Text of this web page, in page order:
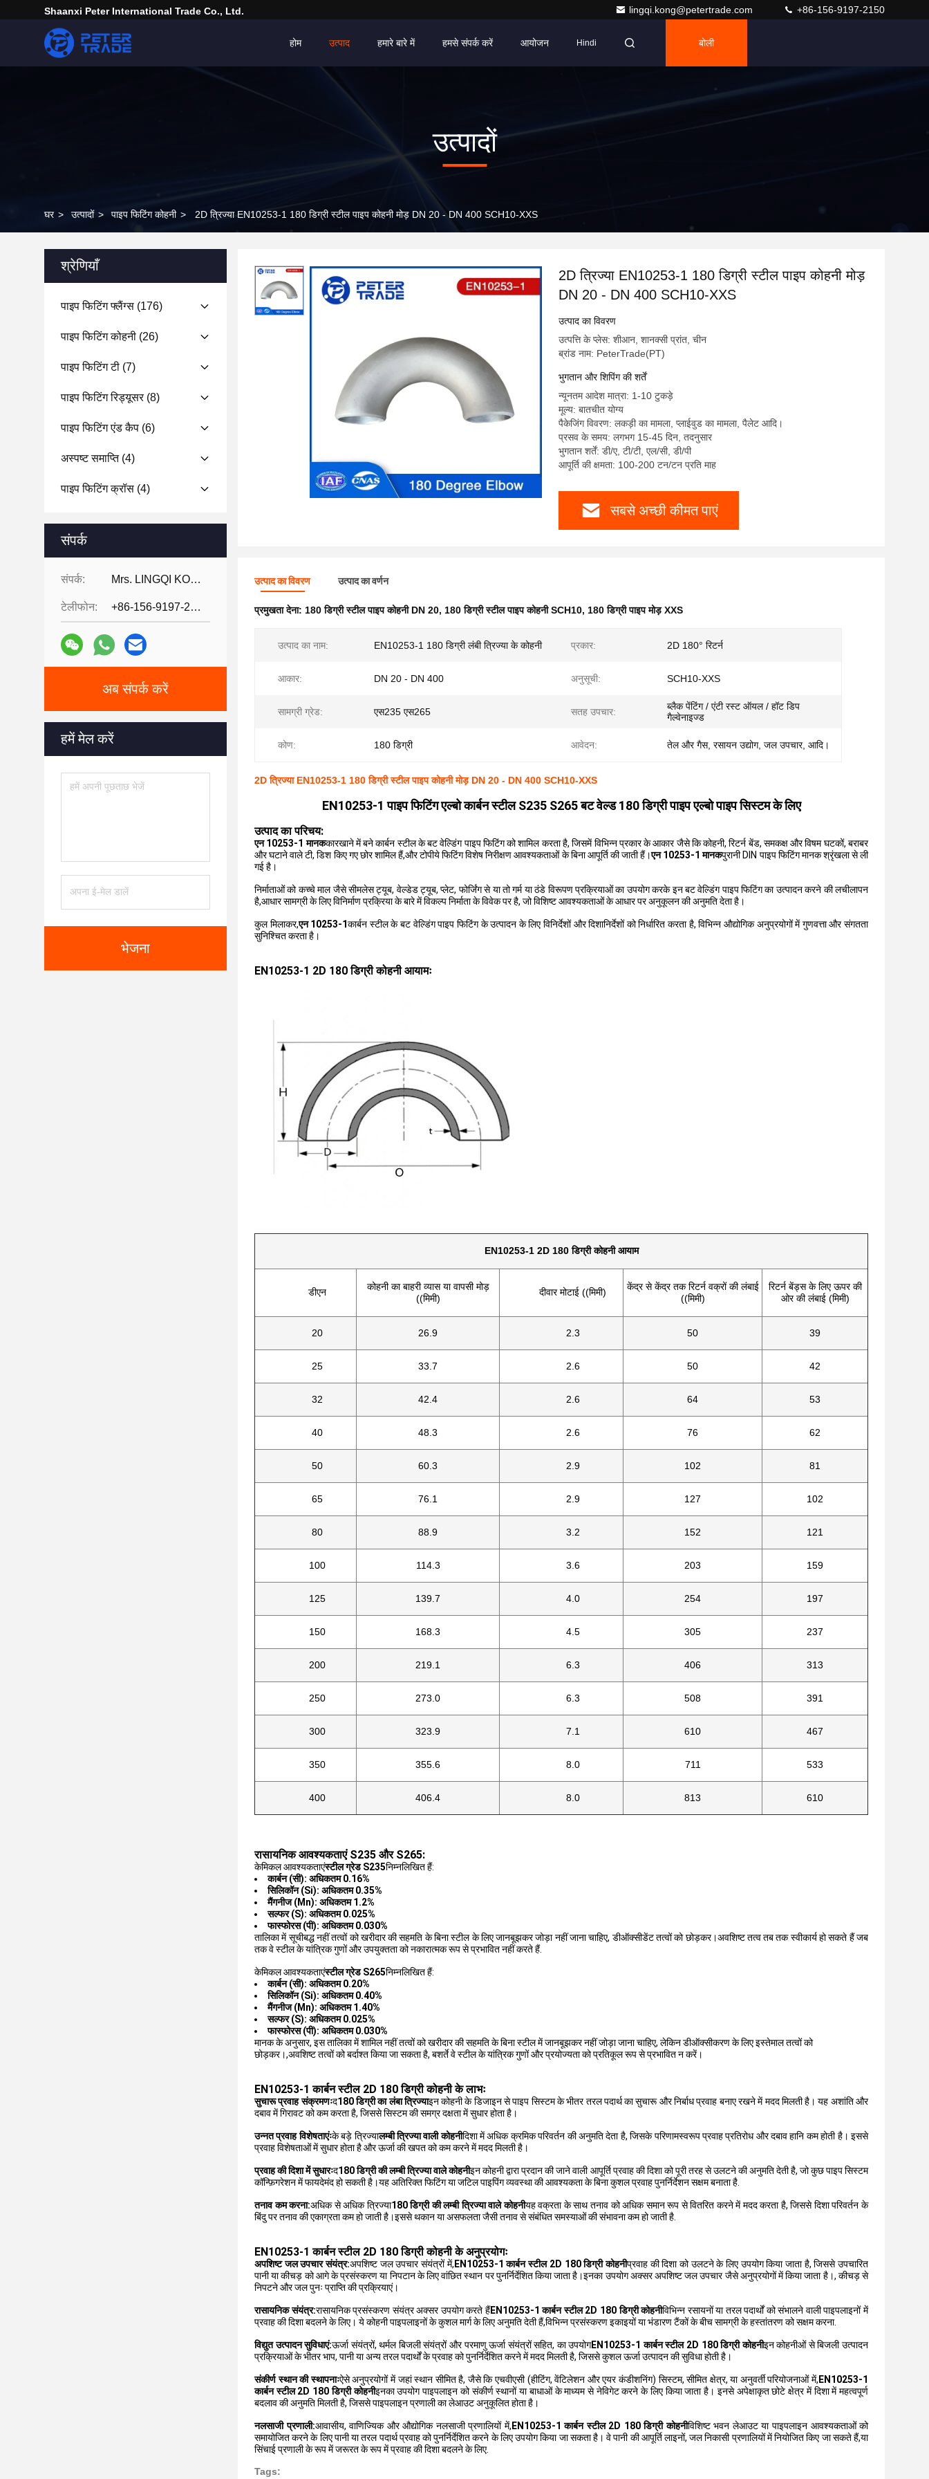
Shaanxi Peter International Trade Co., Ltd. lingqi.kong@petertrade.com +86-156-9197-2150
होम उत्पाद हमारे बारे में हमसे संपर्क करें आयोजन Hindi बोली
उत्पादों
घर > उत्पादों > पाइप फिटिंग कोहनी > 2D त्रिज्या EN10253-1 180 डिग्री स्टील पाइप कोहनी मोड़ DN 20 - DN 400 SCH10-XXS
श्रेणियाँ
पाइप फिटिंग फ्लैंग्स (176)
पाइप फिटिंग कोहनी (26)
पाइप फिटिंग टी (7)
पाइप फिटिंग रिड्यूसर(8)
पाइप फिटिंग एंड कैप (6)
अस्पष्ट समाप्ति(4)
पाइप फिटिंग क्रॉस (4)
संपर्क
संपर्क: Mrs. LINGQI KONG
टेलीफोन: +86-156-9197-2150
अब संपर्क करें
हमें मेल करें
भेजना
2D त्रिज्या EN10253-1 180 डिग्री स्टील पाइप कोहनी मोड़
DN 20 - DN 400 SCH10-XXS
उत्पाद का विवरण
उत्पत्ति के प्लेस: शीआन, शानक्सी प्रांत, चीन
ब्रांड नाम: PeterTrade(PT)
भुगतान और शिपिंग की शर्तें
न्यूनतम आदेश मात्रा: 1-10 टुकड़े
मूल्य: बातचीत योग्य
पैकेजिंग विवरण: लकड़ी का मामला, प्लाईवुड का मामला, पैलेट आदि।
प्रसव के समय: लगभग 15-45 दिन, तदनुसार
भुगतान शर्तें: डी/ए, टी/टी, एल/सी, डी/पी
आपूर्ति की क्षमता: 100-200 टन/टन प्रति माह
सबसे अच्छी कीमत पाएं
उत्पाद का विवरण उत्पाद का वर्णन
प्रमुखता देना: 180 डिग्री स्टील पाइप कोहनी DN 20, 180 डिग्री स्टील पाइप कोहनी SCH10, 180 डिग्री पाइप मोड़ XXS
उत्पाद का नाम: EN10253-1 180 डिग्री लंबी त्रिज्या के कोहनी प्रकार: 2D 180° रिटर्न
आकार: DN 20 - DN 400 अनुसूची: SCH10-XXS
सामग्री ग्रेड: एस235 एस265 सतह उपचार:
ब्लैक पेंटिंग / एंटी रस्ट ऑयल / हॉट डिप
गैल्वेनाइज्ड
कोण: 180 डिग्री आवेदन: तेल और गैस, रसायन उद्योग, जल उपचार, आदि।
2D त्रिज्या EN10253-1 180 डिग्री स्टील पाइप कोहनी मोड़ DN 20 - DN 400 SCH10-XXS
EN10253-1 पाइप फिटिंग एल्बो कार्बन स्टील S235 S265 बट वेल्ड 180 डिग्री पाइप एल्बो पाइप सिस्टम के लिए
उत्पाद का परिचय:
एन 10253-1 मानककारखाने में बने कार्बन स्टील के बट वेल्डिंग पाइप फिटिंग को शामिल करता है, जिसमें विभिन्न प्रकार के आकार जैसे कि कोहनी, रिटर्न बेंड, समकक्ष और विषम घटकों, बराबर
और घटाने वाले टी, डिश किए गए छोर शामिल हैं,और टोपीये फिटिंग विशेष निरीक्षण आवश्यकताओं के बिना आपूर्ति की जाती हैं।एन 10253-1 मानकपुरानी DIN पाइप फिटिंग मानक श्रृंखला से ली
गई है।
निर्माताओं को कच्चे माल जैसे सीमलेस ट्यूब, वेल्डेड ट्यूब, प्लेट, फोर्जिंग से या तो गर्म या ठंडे विरूपण प्रक्रियाओं का उपयोग करके इन बट वेल्डिंग पाइप फिटिंग का उत्पादन करने की लचीलापन
है,आधार सामग्री के लिए विनिर्माण प्रक्रिया के बारे में विकल्प निर्माता के विवेक पर है, जो विशिष्ट आवश्यकताओं के आधार पर अनुकूलन की अनुमति देता है।
कुल मिलाकर,एन 10253-1कार्बन स्टील के बट वेल्डिंग पाइप फिटिंग के उत्पादन के लिए विनिर्देशों और दिशानिर्देशों को निर्धारित करता है, विभिन्न औद्योगिक अनुप्रयोगों में गुणवत्ता और संगतता
सुनिश्चित करता है।
EN10253-1 2D 180 डिग्री कोहनी आयामः
EN10253-1 2D 180 डिग्री कोहनी आयाम
डीएन
कोहनी का बाहरी व्यास या वापसी मोड़
((मिमी)
दीवार मोटाई ((मिमी)
केंद्र से केंद्र तक रिटर्न वक्रों की लंबाई
((मिमी)
रिटर्न बेंड्स के लिए ऊपर की
ओर की लंबाई (मिमी)
20 26.9 2.3 50 39
25 33.7 2.6 50 42
32 42.4 2.6 64 53
40 48.3 2.6 76 62
50 60.3 2.9 102 81
65 76.1 2.9 127 102
80 88.9 3.2 152 121
100 114.3 3.6 203 159
125 139.7 4.0 254 197
150 168.3 4.5 305 237
200 219.1 6.3 406 313
250 273.0 6.3 508 391
300 323.9 7.1 610 467
350 355.6 8.0 711 533
400 406.4 8.0 813 610
रासायनिक आवश्यकताएं S235 और S265:
केमिकल आवश्यकताएंस्टील ग्रेड S235निम्नलिखित हैं:
कार्बन (सी): अधिकतम 0.16%
सिलिकॉन (Si): अधिकतम 0.35%
मैंगनीज (Mn): अधिकतम 1.2%
सल्फर (S): अधिकतम 0.025%
फास्फोरस (पी): अधिकतम 0.030%
तालिका में सूचीबद्ध नहीं तत्वों को खरीदार की सहमति के बिना स्टील के लिए जानबूझकर जोड़ा नहीं जाना चाहिए, डीऑक्सीडेंट तत्वों को छोड़कर।अवशिष्ट तत्व तब तक स्वीकार्य हो सकते हैं जब
तक वे स्टील के यांत्रिक गुणों और उपयुक्तता को नकारात्मक रूप से प्रभावित नहीं करते हैं.
केमिकल आवश्यकताएंस्टील ग्रेड S265निम्नलिखित हैं:
कार्बन (सी): अधिकतम 0.20%
सिलिकॉन (Si): अधिकतम 0.40%
मैंगनीज (Mn): अधिकतम 1.40%
सल्फर (S): अधिकतम 0.025%
फास्फोरस (पी): अधिकतम 0.030%
मानक के अनुसार, इस तालिका में शामिल नहीं तत्वों को खरीदार की सहमति के बिना स्टील में जानबूझकर नहीं जोड़ा जाना चाहिए, लेकिन डीऑक्सीकरण के लिए इस्तेमाल तत्वों को
छोड़कर।,अवशिष्ट तत्वों को बर्दाश्त किया जा सकता है, बशर्ते वे स्टील के यांत्रिक गुणों और प्रयोज्यता को प्रतिकूल रूप से प्रभावित न करें।
EN10253-1 कार्बन स्टील 2D 180 डिग्री कोहनी के लाभः
सुचारू प्रवाह संक्रमणःद180 डिग्री का लंबा त्रिज्याइन कोहनी के डिजाइन से पाइप सिस्टम के भीतर तरल पदार्थ का सुचारू और निर्बाध प्रवाह बनाए रखने में मदद मिलती है। यह अशांति और
दबाव में गिरावट को कम करता है, जिससे सिस्टम की समग्र दक्षता में सुधार होता है।
उन्नत प्रवाह विशेषताएंःके बड़े त्रिज्यालम्बी त्रिज्या वाली कोहनीदिशा में अधिक क्रमिक परिवर्तन की अनुमति देता है, जिसके परिणामस्वरूप प्रवाह प्रतिरोध और दबाव हानि कम होती है। इससे
प्रवाह विशेषताओं में सुधार होता है और ऊर्जा की खपत को कम करने में मदद मिलती है।
प्रवाह की दिशा में सुधारःद180 डिग्री की लम्बी त्रिज्या वाले कोहनीइन कोहनी द्वारा प्रदान की जाने वाली आपूर्ति प्रवाह की दिशा को पूरी तरह से उलटने की अनुमति देती है, जो कुछ पाइप सिस्टम
कॉन्फ़िगरेशन में फायदेमंद हो सकती है।यह अतिरिक्त फिटिंग या जटिल पाइपिंग व्यवस्था की आवश्यकता के बिना कुशल प्रवाह पुनर्निर्देशन सक्षम बनाता है.
तनाव कम करना:अधिक से अधिक त्रिज्या180 डिग्री की लम्बी त्रिज्या वाले कोहनीयह वक्रता के साथ तनाव को अधिक समान रूप से वितरित करने में मदद करता है, जिससे दिशा परिवर्तन के
बिंदु पर तनाव की एकाग्रता कम हो जाती है।इससे थकान या असफलता जैसी तनाव से संबंधित समस्याओं की संभावना कम हो जाती है.
EN10253-1 कार्बन स्टील 2D 180 डिग्री कोहनी के अनुप्रयोगः
अपशिष्ट जल उपचार संयंत्र:अपशिष्ट जल उपचार संयंत्रों में, EN10253-1 कार्बन स्टील 2D 180 डिग्री कोहनीप्रवाह की दिशा को उलटने के लिए उपयोग किया जाता है, जिससे उपचारित
पानी या कीचड़ को आगे के प्रसंस्करण या निपटान के लिए वांछित स्थान पर पुनर्निर्देशित किया जाता है।इनका उपयोग अक्सर अपशिष्ट जल उपचार जैसे अनुप्रयोगों में किया जाता है।, कीचड़ से
निपटने और जल पुनः प्राप्ति की प्रक्रियाएं।
रासायनिक संयंत्र:रासायनिक प्रसंस्करण संयंत्र अक्सर उपयोग करते हैंEN10253-1 कार्बन स्टील 2D 180 डिग्री कोहनीविभिन्न रसायनों या तरल पदार्थों को संभालने वाली पाइपलाइनों में
प्रवाह की दिशा बदलने के लिए। ये कोहनी पाइपलाइनों के कुशल मार्ग के लिए अनुमति देती हैं,विभिन्न प्रसंस्करण इकाइयों या भंडारण टैंकों के बीच सामग्री के हस्तांतरण को सक्षम करना.
विद्युत उत्पादन सुविधाएं:ऊर्जा संयंत्रों, थर्मल बिजली संयंत्रों और परमाणु ऊर्जा संयंत्रों सहित, का उपयोगEN10253-1 कार्बन स्टील 2D 180 डिग्री कोहनीइन कोहनीओं से बिजली उत्पादन
प्रक्रियाओं के भीतर भाप, पानी या अन्य तरल पदार्थों के प्रवाह को पुनर्निर्देशित करने में मदद मिलती है, जिससे कुशल ऊर्जा उत्पादन की सुविधा होती है।
संकीर्ण स्थान की स्थापनाःऐसे अनुप्रयोगों में जहां स्थान सीमित है, जैसे कि एचवीएसी (हीटिंग, वेंटिलेशन और एयर कंडीशनिंग) सिस्टम, सीमित क्षेत्र, या अनुवर्ती परियोजनाओं में, EN10253-1
कार्बन स्टील 2D 180 डिग्री कोहनीइनका उपयोग पाइपलाइन को संकीर्ण स्थानों या बाधाओं के माध्यम से नेविगेट करने के लिए किया जाता है। इनसे अपेक्षाकृत छोटे क्षेत्र में दिशा में महत्वपूर्ण
बदलाव की अनुमति मिलती है, जिससे पाइपलाइन प्रणाली का लेआउट अनुकूलित होता है।
नलसाजी प्रणाली:आवासीय, वाणिज्यिक और औद्योगिक नलसाजी प्रणालियों में, EN10253-1 कार्बन स्टील 2D 180 डिग्री कोहनीविशिष्ट भवन लेआउट या पाइपलाइन आवश्यकताओं को
समायोजित करने के लिए पानी या तरल पदार्थ प्रवाह को पुनर्निर्देशित करने के लिए उपयोग किया जा सकता है। वे पानी की आपूर्ति लाइनों, जल निकासी प्रणालियों में नियोजित किए जा सकते हैं,या
सिंचाई प्रणाली के रूप में जरूरत के रूप में प्रवाह की दिशा बदलने के लिए.
Tags: